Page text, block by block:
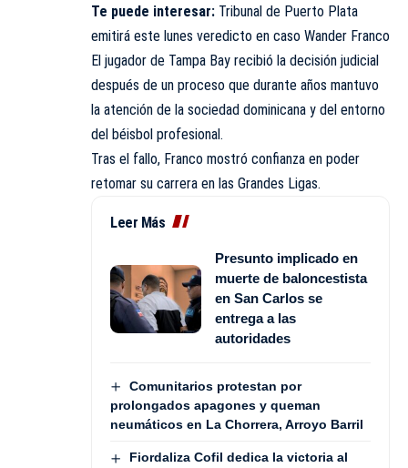
Te puede interesar: Tribunal de Puerto Plata
emitirá este lunes veredicto en caso Wander Franco
El jugador de Tampa Bay recibió la decisión judicial
después de un proceso que durante años mantuvo
la atención de la sociedad dominicana y del entorno
del béisbol profesional.
Tras el fallo, Franco mostró confianza en poder
retomar su carrera en las Grandes Ligas.
Leer Más
Presunto implicado en
muerte de baloncestista
en San Carlos se
entrega a las
autoridades
Comunitarios protestan por
prolongados apagones y queman
neumáticos en La Chorrera, Arroyo Barril
Fiordaliza Cofil dedica la victoria al